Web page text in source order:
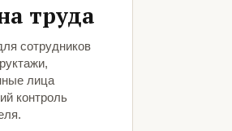
труда
сотрудников
лица
контроль